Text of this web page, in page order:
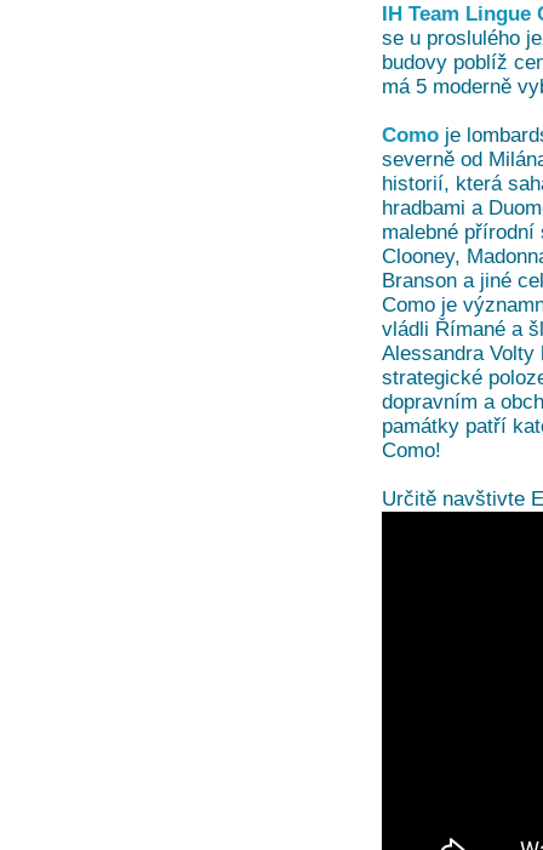
IH Team Lingue
se u proslulého
budovy poblíž
má 5 moderně
Comoje
severně od
historií, která
hradbami a
malebné přírodní
Clooney,
Branson a jiné
Como je
vládli Římané a
Alessandra
strategické
dopravním a
památky patří
Como!
Určitě navštivte